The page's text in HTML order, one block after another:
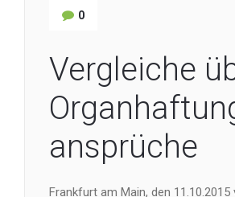
0
Vergleiche
ansprüche
Frankfurt am Main, den 11.10.2015